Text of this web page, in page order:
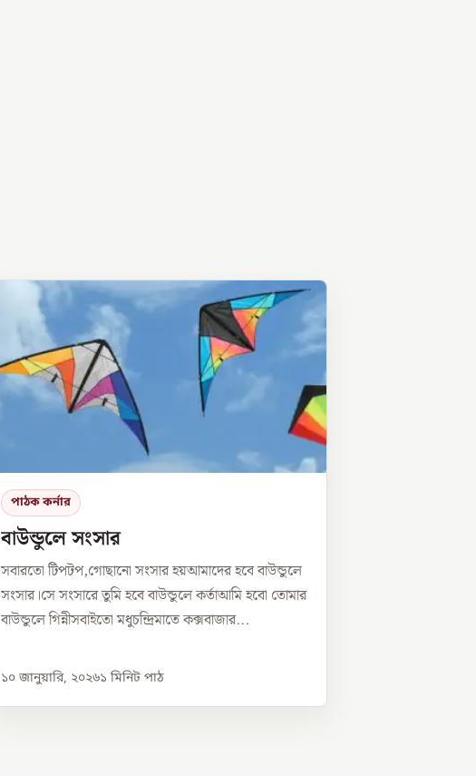
পাঠক কর্নার
বাউন্ডুলে সংসার
সবারতো টিপটপ,গোছানো সংসার হয়আমাদের হবে বাউন্ডুলে
সংসার।সে সংসারে তুমি হবে বাউন্ডুলে কর্তাআমি হবো তোমার
বাউন্ডুলে গিন্নীসবাইতো মধুচন্দ্রিমাতে কক্সবাজার...
১০ জানুয়ারি, ২০২৬১ মিনিট পাঠ